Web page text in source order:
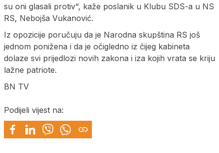
su oni glasali protiv“, kaže poslanik u Klubu SDS-a u NS
RS, Nebojša Vukanović.
Iz opozicije poručuju da je Narodna skupština RS još
jednom ponižena i da je očigledno iz čijeg kabineta
dolaze svi prijedlozi novih zakona i iza kojih vrata se kriju
lažne patriote.
BN TV
Podijeli vijest na: